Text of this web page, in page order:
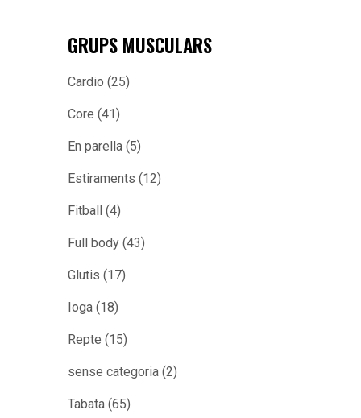
GRUPS MUSCULARS
Cardio (25)
Core (41)
En parella (5)
Estiraments (12)
Fitball (4)
Full body (43)
Glutis (17)
Ioga (18)
Repte (15)
sense categoria (2)
Tabata (65)